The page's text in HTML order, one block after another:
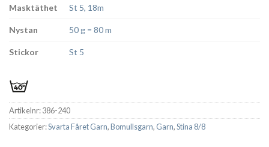
Masktäthet St 5, 18m
Nystan 50 g = 80 m
Stickor St 5
Artikelnr:386-240
Kategorier:Svarta Fåret Garn,Bomullsgarn, Garn,Stina 8/8